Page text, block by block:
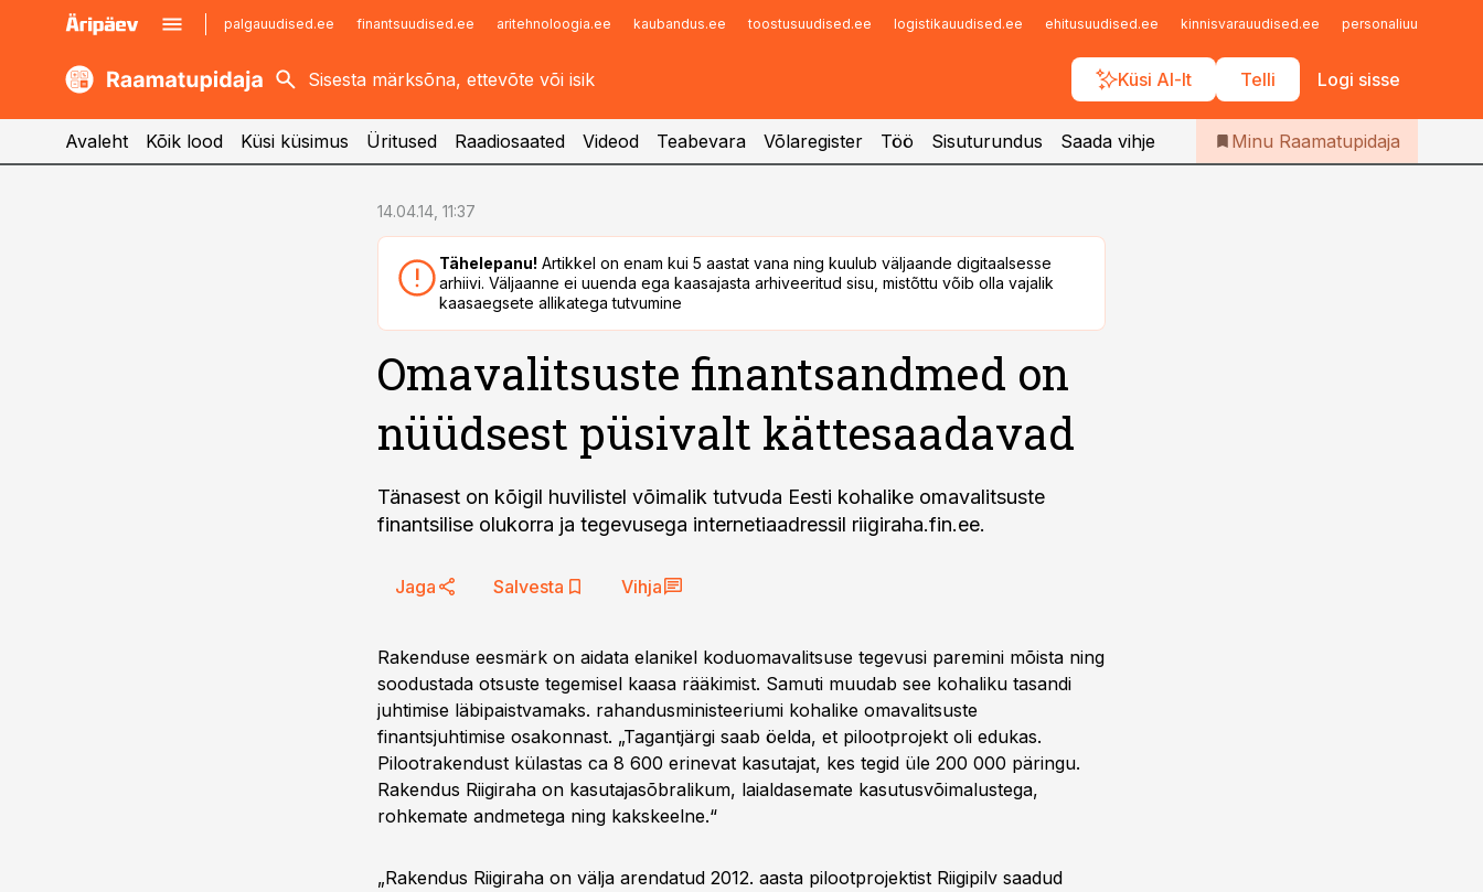
palgauudised.ee finantsuudised.ee aritehnoloogia.ee kaubandus.ee toostusuudised.ee logistikauudised.ee ehitusuudised.ee kinnisvarauudised.ee personaliuudised.ee
Küsi AI-lt Telli Logi sisse
kaubandus.ee
kinnisvarauudised.ee
imelineajalugu.ee
Infopank
Iseteenindus
Telli Raamatupidaja
Avaleht Kõik lood Küsi küsimus Üritused Raadiosaated Videod Teabevara Võlaregister Töö Sisuturundus Saada vihje Minu Raamatupidaja
14.04.14, 11:37
Tähelepanu! Artikkel on enam kui 5 aastat vana ning kuulub väljaande digitaalsesse
arhiivi. Väljaanne ei uuenda ega kaasajasta arhiveeritud sisu, mistõttu võib olla vajalik
kaasaegsete allikatega tutvumine
Omavalitsuste finantsandmed on
nüüdsest püsivalt kättesaadavad
Tänasest on kõigil huvilistel võimalik tutvuda Eesti kohalike omavalitsuste
finantsilise olukorra ja tegevusega internetiaadressil riigiraha.fin.ee.
Jaga Salvesta Vihja
Rakenduse eesmärk on aidata elanikel koduomavalitsuse tegevusi paremini mõista ning
soodustada otsuste tegemisel kaasa rääkimist. Samuti muudab see kohaliku tasandi
juhtimise läbipaistvamaks. rahandusministeeriumi kohalike omavalitsuste
finantsjuhtimise osakonnast. „Tagantjärgi saab öelda, et pilootprojekt oli edukas.
Pilootrakendust külastas ca 8 600 erinevat kasutajat, kes tegid üle 200 000 päringu.
Rakendus Riigiraha on kasutajasõbralikum, laialdasemate kasutusvõimalustega,
rohkemate andmetega ning kakskeelne.“
„Rakendus Riigiraha on välja arendatud 2012. aasta pilootprojektist Riigipilv saadud